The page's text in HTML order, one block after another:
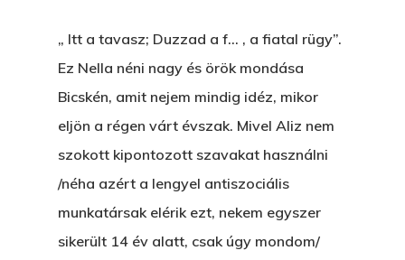
„ Itt a tavasz; Duzzad a f… , a fiatal rügy”.
Ez Nella néni nagy és örök mondása
Bicskén, amit nejem mindig idéz, mikor
eljön a régen várt évszak. Mivel Aliz nem
szokott kipontozott szavakat használni
/néha azért a lengyel antiszociális
munkatársak elérik ezt, nekem egyszer
sikerült 14 év alatt, csak úgy mondom/